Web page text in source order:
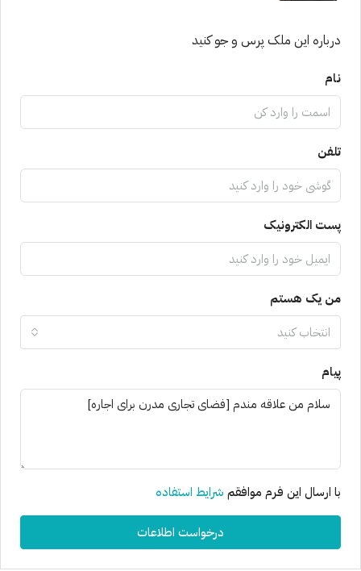
درباره این ملک پرس و جو کنید
نام
تلفن
پست الکترونیک
من یک هستم
انتخاب کنید
پیام
با ارسال این فرم موافقم شرایط استفاده
درخواست اطلاعات